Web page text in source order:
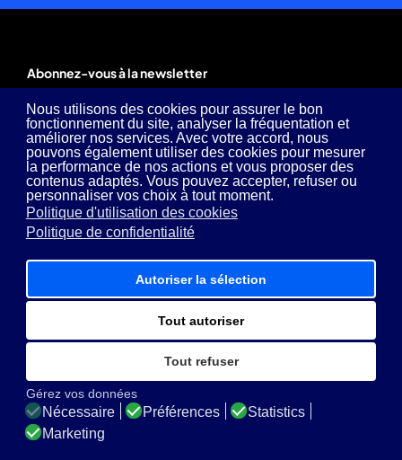
Nous utilisons des cookies pour assurer le bon
fonctionnement du site, analyser la fréquentation et
améliorer nos services. Avec votre accord, nous
pouvons également utiliser des cookies pour mesurer
la performance de nos actions et vous proposer des
contenus adaptés. Vous pouvez accepter, refuser ou
personnaliser vos choix à tout moment.
Politique d'utilisation des cookies
Politique de confidentialité
Autoriser la sélection
Tout autoriser
Tout refuser
Gérez vos données
Nécessaire Préférences
Statistics
Marketing
Abonnez-vous à la newsletter
Restez informé sur les dernières nouveautés, conseils et
projets de notre équipe.
E-mail
J’ai lu et j’accepte laPolitique de confidentialité
S’abonner
Contact
Mentions légales
Protection et traitement des données
CGV